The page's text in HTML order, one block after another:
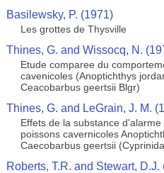
Basilewsky, P. (1971)
Les grottes de Thysville
Thines, G. and Wissocq, N.
Etude comparee du
cavenicoles (Anoptichthys
Ceacobarbus geertsii Blgr)
Thines, G. and LeGrain, J. M.
Effets de la substance
poissons cavernicoles
Caecobarbus geertsii
Roberts, T.R. and Stewart, D.J.